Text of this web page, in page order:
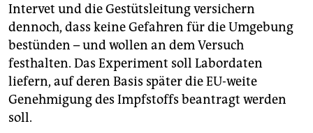
Intervet und die Gestütsleitung versichern
dennoch, dass keine Gefahren für die Umgebung
bestünden – und wollen an dem Versuch
festhalten. Das Experiment soll Labordaten
liefern, auf deren Basis später die EU-weite
Genehmigung des Impfstoffs beantragt werden
soll.